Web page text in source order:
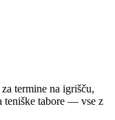
termine na igrišču,
teniške tabore — vse z